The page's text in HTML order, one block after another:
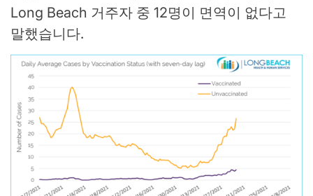
Long Beach 거주자 중 12명이 면역이 없다고
말했습니다.